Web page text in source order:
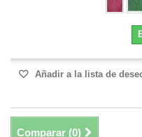
Añadir a la lista de
Comparar (0)